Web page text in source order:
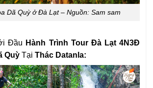
Dã Quỳ ở Đà Lạt – Nguồn: Sam sam
Đầu Hành Trình Tour Đà Lạt 4N3Đ
Quỳ Tại Thác Datanla: